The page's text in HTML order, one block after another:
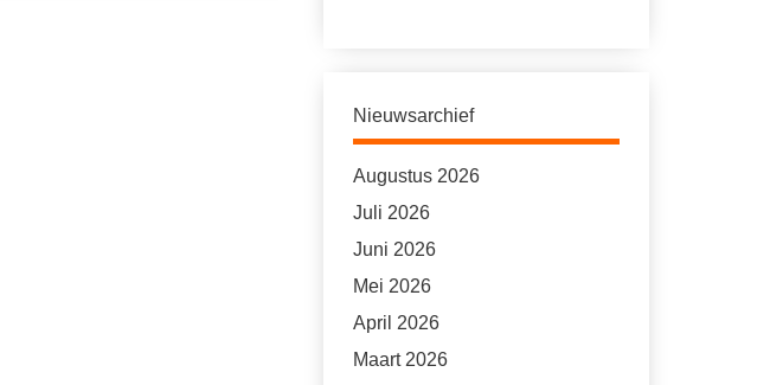
Nieuwsarchief
Augustus 2026
Juli 2026
Juni 2026
Mei 2026
April 2026
Maart 2026